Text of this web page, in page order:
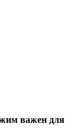
важен для